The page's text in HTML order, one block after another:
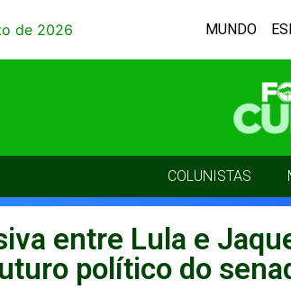
de 2026 MUNDO
COLUNISTAS
entre Lula e
político do